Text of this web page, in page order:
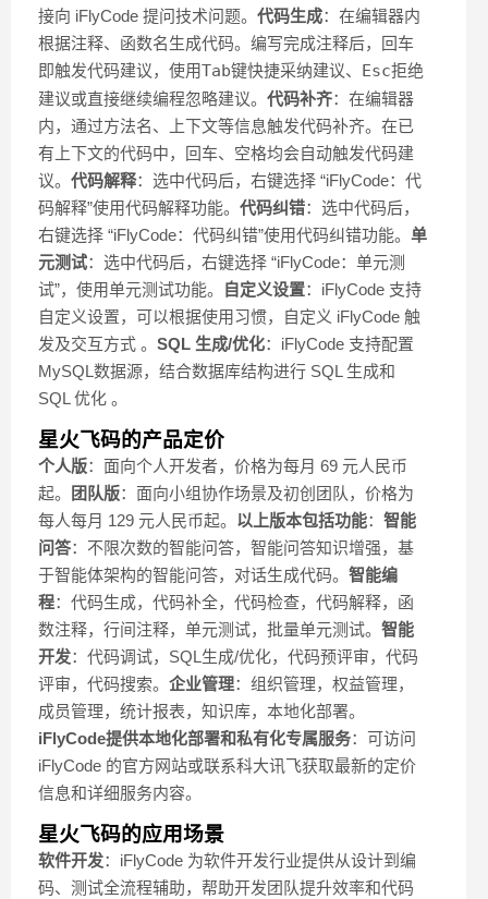
接向 iFlyCode 提问技术问题。 代码生成：在编辑器内
根据注释、函数名生成代码。编写完成注释后，回车
即触发代码建议，使用Tab键快捷采纳建议、 Esc拒绝
建议或直接继续编程忽略建议。 代码补齐：在编辑器
内，通过方法名、上下文等信息触发代码补齐。在已
有上下文的代码中，回车、空格均会自动触发代码建
议。 代码解释：选中代码后，右键选择 “iFlyCode：代
码解释”使用代码解释功能。 代码纠错：选中代码后，
右键选择 “iFlyCode：代码纠错”使用代码纠错功能。 单
元测试：选中代码后，右键选择 “iFlyCode：单元测
试”，使用单元测试功能。
自定义设置：iFlyCode 支持
自定义设置，可以根据使用习惯，自定义 iFlyCode 触
发及交互方式 。 SQL 生成/优化：iFlyCode 支持配置
MySQL数据源，结合数据库结构进行 SQL 生成和
SQL 优化 。
星火飞码的产品定价
个人版：面向个人开发者，价格为每月 69 元人民币
起。
团队版：面向小组协作场景及初创团队，价格为
每人每月 129 元人民币起。 以上版本包括功能： 智能
问答：不限次数的智能问答，智能问答知识增强，基
于智能体架构的智能问答，对话生成代码。 智能编
程：代码生成，代码补全，代码检查，代码解释，函
数注释，行间注释，单元测试，批量单元测试。 智能
开发：代码调试，SQL生成/优化，代码预评审，代码
评审，代码搜索。 企业管理：组织管理，权益管理，
成员管理，统计报表，知识库，本地化部署。
iFlyCode提供本地化部署和私有化专属服务：可访问
iFlyCode 的官方网站或联系科大讯飞获取最新的定价
信息和详细服务内容。
星火飞码的应用场景
软件开发：iFlyCode 为软件开发行业提供从设计到编
码、测试全流程辅助，帮助开发团队提升效率和代码